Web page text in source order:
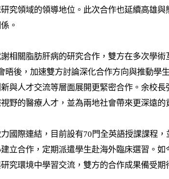
究領域的領導地位。此次合作也延續高雄與
。
相關脂肪肝病的研究合作，雙方在多次學
晤後，加速雙方討論深化合作方向與推動學
與人才交流等層面展開更緊密合作。余校
的醫療人才，並為兩地社會帶來更深遠的
國際連結，目前設有70門全英語授課課程
立合作，定期派遣學生赴海外臨床選習。
究環境中學習交流，雙方的合作成果備受期